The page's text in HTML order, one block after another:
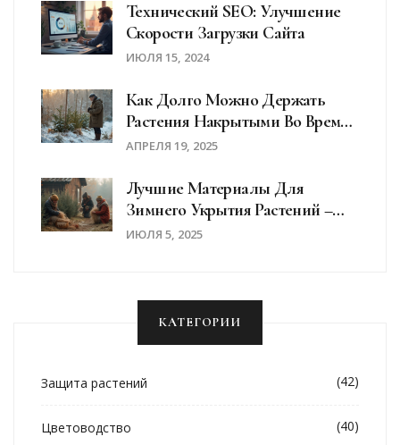
Технический SEO: Улучшение
Скорости Загрузки Сайта
ИЮЛЯ 15, 2024
Как Долго Можно Держать
Растения Накрытыми Во Время
Мороза: Простые Правила Для
АПРЕЛЯ 19, 2025
Лучшие Материалы Для
Зимнего Укрытия Растений –
Советы Садовода
ИЮЛЯ 5, 2025
КАТЕГОРИИ
Защита растений (42)
Цветоводство (40)